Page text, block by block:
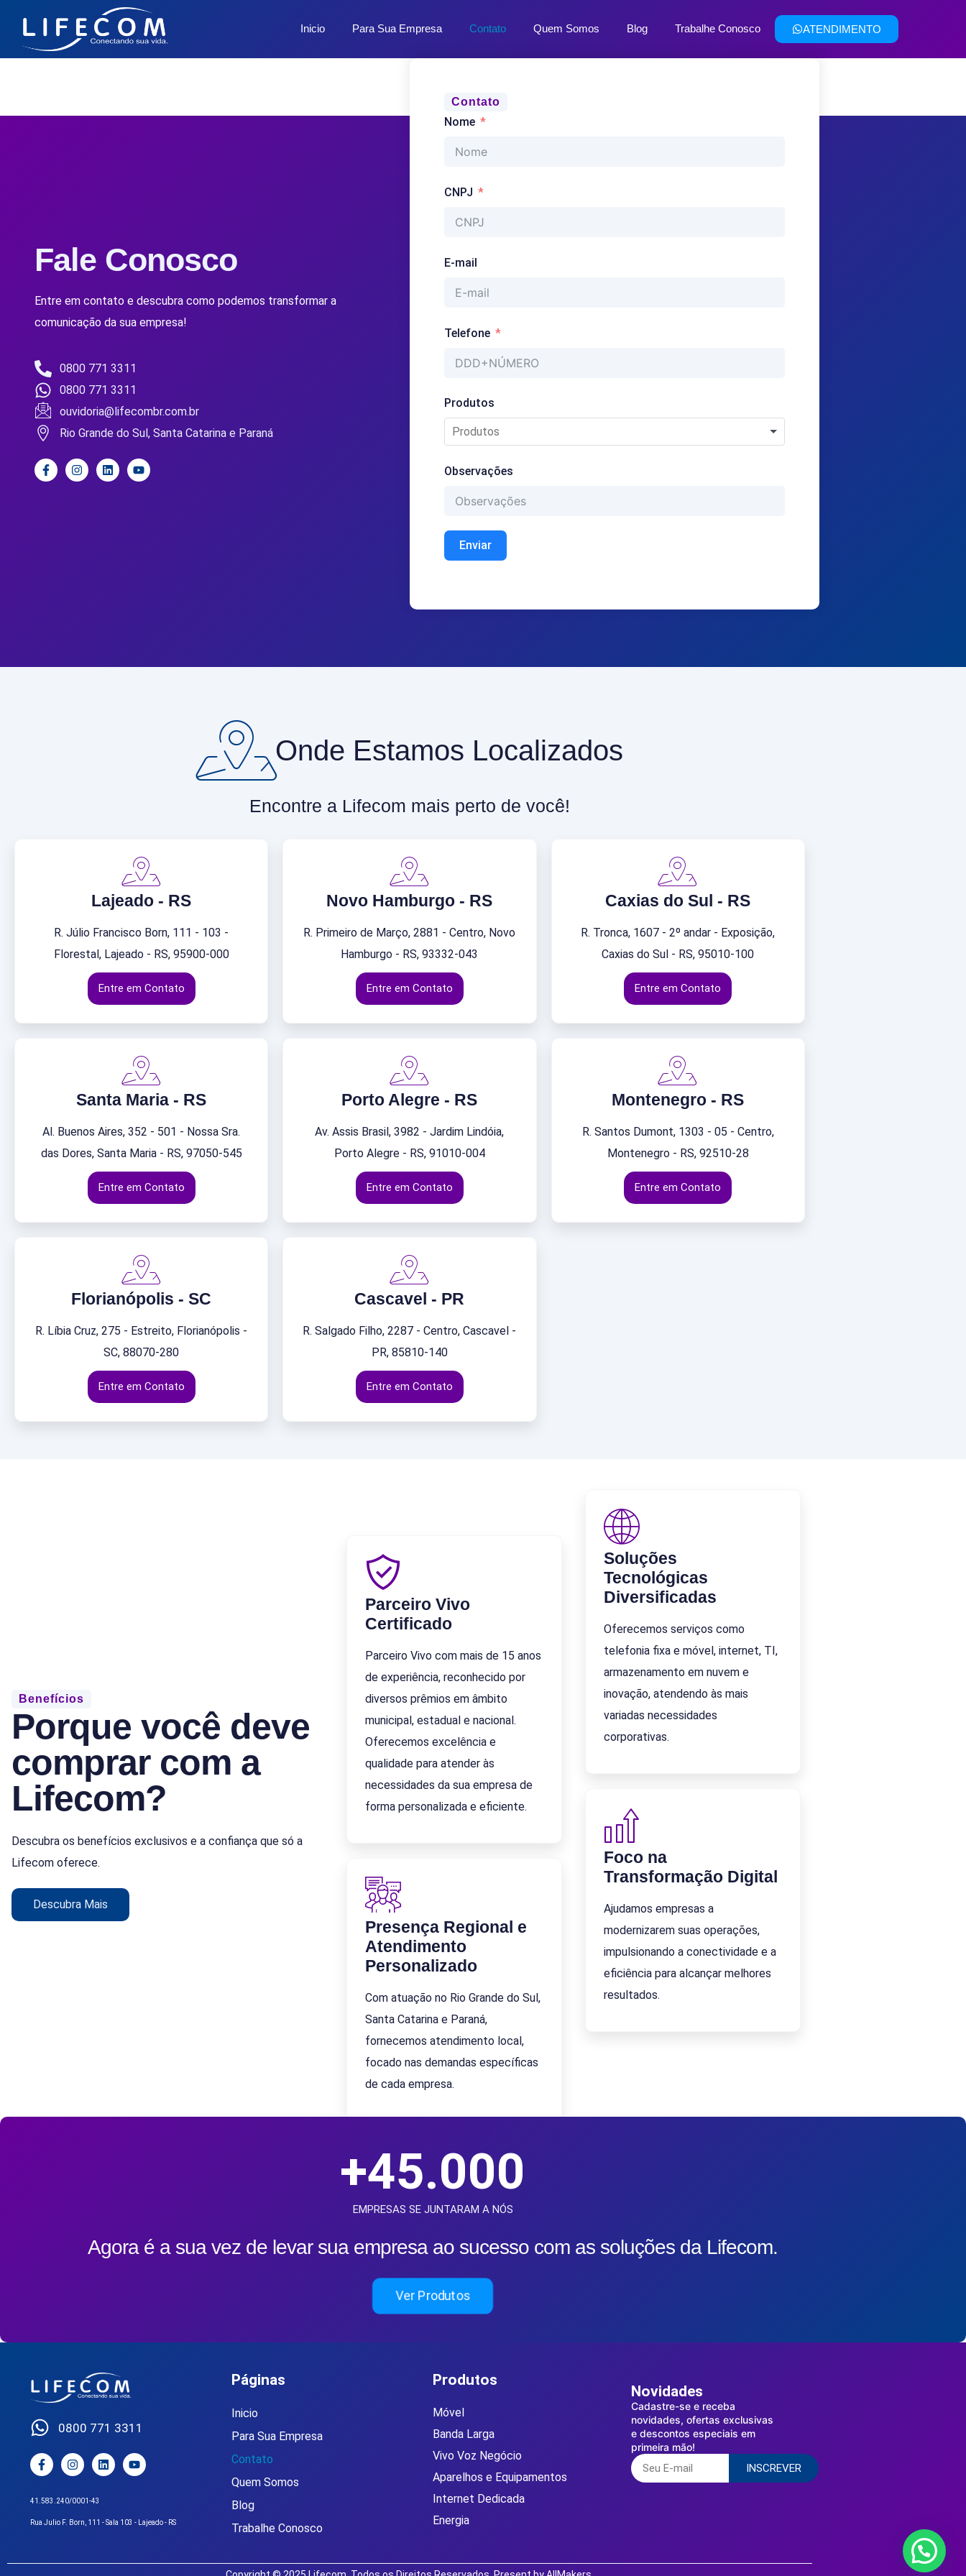
Inicio Para Sua Empresa Contato Quem Somos Blog Trabalhe Conosco ATENDIMENTO
Fale Conosco
Entre em contato e descubra como podemos transformar a
comunicação da sua empresa!
0800 771 3311
0800 771 3311
ouvidoria@lifecombr.com.br
Rio Grande do Sul, Santa Catarina e Paraná
Contato
Nome
CNPJ
E-mail
Telefone
Produtos
Observações
Enviar
Onde Estamos Localizados
Encontre a Lifecom mais perto de você!
Lajeado - RS
R. Júlio Francisco Born, 111 - 103 -
Florestal, Lajeado - RS, 95900-000
Entre em Contato
Novo Hamburgo - RS
R. Primeiro de Março, 2881 - Centro, Novo
Hamburgo - RS, 93332-043
Entre em Contato
Caxias do Sul - RS
R. Tronca, 1607 - 2º andar - Exposição,
Caxias do Sul - RS, 95010-100
Entre em Contato
Santa Maria - RS
Al. Buenos Aires, 352 - 501 - Nossa Sra.
das Dores, Santa Maria - RS, 97050-545
Entre em Contato
Porto Alegre - RS
Av. Assis Brasil, 3982 - Jardim Lindóia,
Porto Alegre - RS, 91010-004
Entre em Contato
Montenegro - RS
R. Santos Dumont, 1303 - 05 - Centro,
Montenegro - RS, 92510-28
Entre em Contato
Florianópolis - SC
R. Líbia Cruz, 275 - Estreito, Florianópolis -
SC, 88070-280
Entre em Contato
Cascavel - PR
R. Salgado Filho, 2287 - Centro, Cascavel -
PR, 85810-140
Entre em Contato
Benefícios
Porque você deve
comprar com a
Lifecom?
Descubra os benefícios exclusivos e a confiança que só a
Lifecom oferece.
Descubra Mais
Parceiro Vivo
Certificado
Parceiro Vivo com mais de 15 anos
de experiência, reconhecido por
diversos prêmios em âmbito
municipal, estadual e nacional.
Oferecemos excelência e
qualidade para atender às
necessidades da sua empresa de
forma personalizada e eficiente.
Presença Regional e
Atendimento
Personalizado
Com atuação no Rio Grande do Sul,
Santa Catarina e Paraná,
fornecemos atendimento local,
focado nas demandas específicas
de cada empresa.
Soluções
Tecnológicas
Diversificadas
Oferecemos serviços como
telefonia fixa e móvel, internet, TI,
armazenamento em nuvem e
inovação, atendendo às mais
variadas necessidades
corporativas.
Foco na
Transformação Digital
Ajudamos empresas a
modernizarem suas operações,
impulsionando a conectividade e a
eficiência para alcançar melhores
resultados.
EMPRESAS SE JUNTARAM A NÓS
+45.000
Agora é a sua vez de levar sua empresa ao sucesso com as soluções da Lifecom.
Ver Produtos
0800 771 3311
41.583.240/0001-43
Rua Julio F. Born, 111 - Sala 103 - Lajeado - RS
Páginas
Inicio
Para Sua Empresa
Contato
Quem Somos
Blog
Trabalhe Conosco
Produtos
Móvel
Banda Larga
Vivo Voz Negócio
Aparelhos e Equipamentos
Internet Dedicada
Energia
Novidades
Cadastre-se e receba
novidades, ofertas exclusivas
e descontos especiais em
primeira mão!
INSCREVER